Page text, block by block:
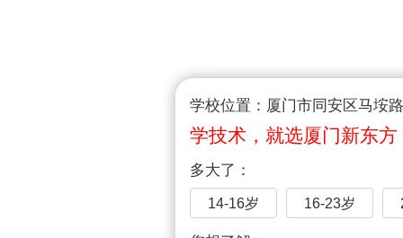
学校位置：厦门市同安区马垵
学技术，就选厦门新东方
多大了：
14-16岁 16-23岁